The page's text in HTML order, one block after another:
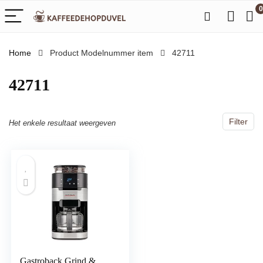
0
Home Product Modelnummer item ‎42711
‎42711
Filter
Het enkele resultaat weergeven
Gastroback Grind &